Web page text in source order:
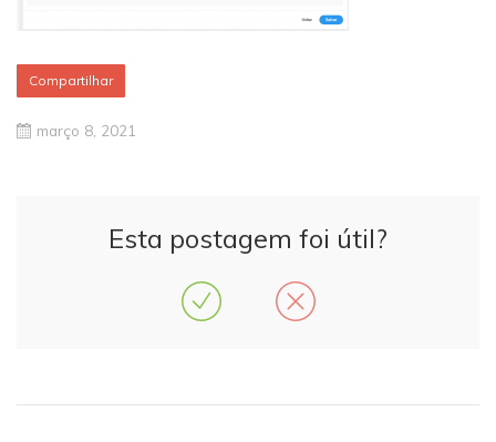
Compartilhar
março 8, 2021
Esta postagem foi útil?